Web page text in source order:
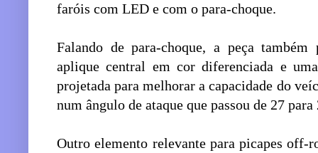
faróis com LED e com o para-choque.
Falando de para-choque, a peça
aplique central em cor diferenciada e
projetada para melhorar a capacidade do
num ângulo de ataque que passou de 27 para
Outro elemento relevante para picapes